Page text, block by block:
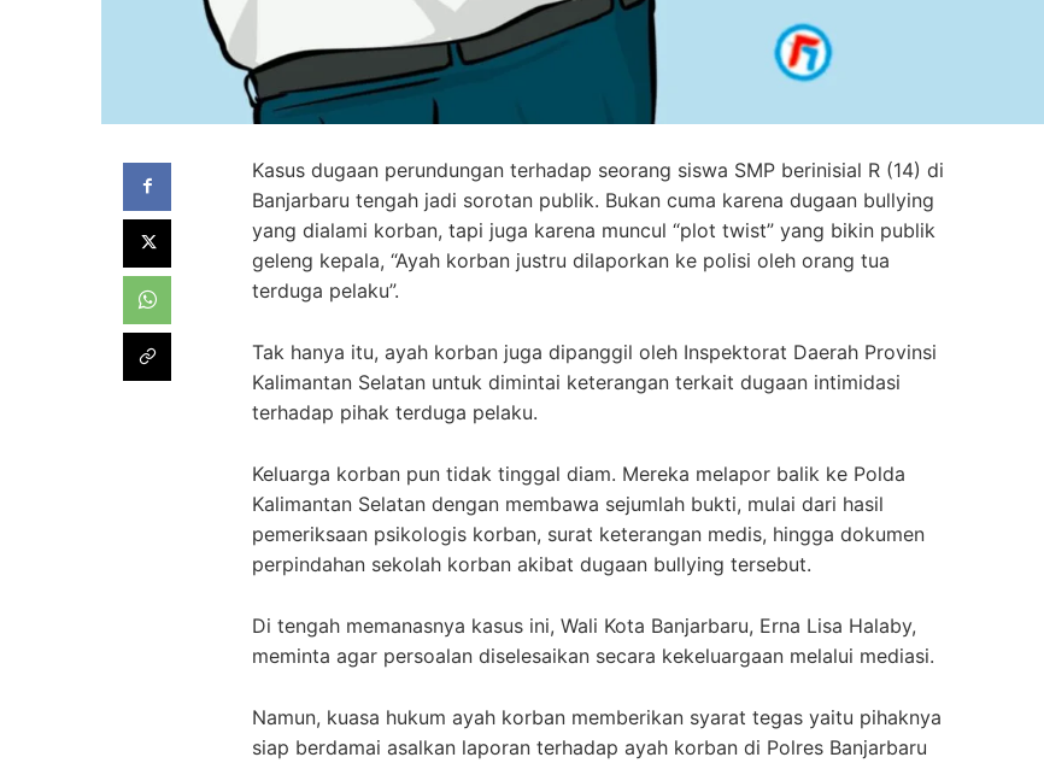
Kasus dugaan perundungan terhadap seorang siswa SMP berinisial R (14) di
Banjarbaru tengah jadi sorotan publik. Bukan cuma karena dugaan bullying
yang dialami korban, tapi juga karena muncul “plot twist” yang bikin publik
geleng kepala, “Ayah korban justru dilaporkan ke polisi oleh orang tua
terduga pelaku”.
Tak hanya itu, ayah korban juga dipanggil oleh Inspektorat Daerah Provinsi
Kalimantan Selatan untuk dimintai keterangan terkait dugaan intimidasi
terhadap pihak terduga pelaku.
Keluarga korban pun tidak tinggal diam. Mereka melapor balik ke Polda
Kalimantan Selatan dengan membawa sejumlah bukti, mulai dari hasil
pemeriksaan psikologis korban, surat keterangan medis, hingga dokumen
perpindahan sekolah korban akibat dugaan bullying tersebut.
Di tengah memanasnya kasus ini, Wali Kota Banjarbaru, Erna Lisa Halaby,
meminta agar persoalan diselesaikan secara kekeluargaan melalui mediasi.
Namun, kuasa hukum ayah korban memberikan syarat tegas yaitu pihaknya
siap berdamai asalkan laporan terhadap ayah korban di Polres Banjarbaru